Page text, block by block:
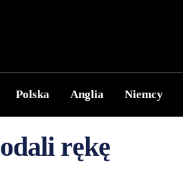
Polska Anglia Niemcy
rękę